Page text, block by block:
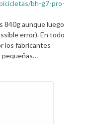
bh-g7-pro-
840g aunque luego
error). En todo
los fabricantes
pequeñas…